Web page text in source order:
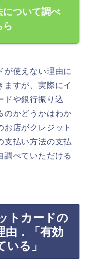
について調べ
ら
が使えない理由に
ますが、実際にイ
ドや銀行振り込
のかどうかはわか
お店がクレジット
支払い方法の支払
調べていただける
トカードの
由．「有効
る」